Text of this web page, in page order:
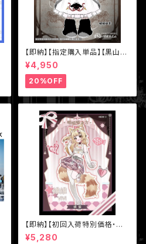
【即納】【指定購入単品】【黒山
羊】1/12 BJD ブラインドドール
【Nyssa（ニサ）怪談夢魘】シリ
ーズ【数量限定】
¥4,950
20%OFF
【即納】【初回入荷特別価格・単
品】【MEOW3（ニャニャニャ次
元）】シリーズ【不可食用人形Ine
¥5,280